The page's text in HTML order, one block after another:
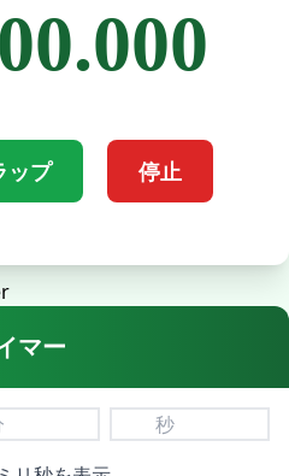
ップ 停止
マー